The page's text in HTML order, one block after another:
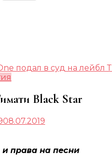
подал в суд на лейбл
Black Star
08.07.2019
и права на песни